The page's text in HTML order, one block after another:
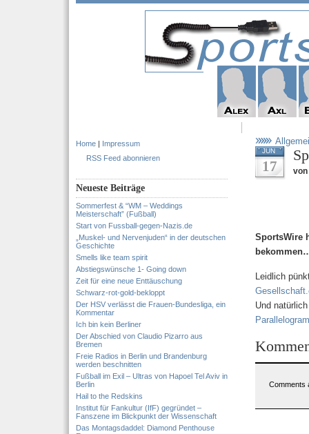
Home | Impressum
RSS Feed abonnieren
Neueste Beiträge
Sommerfest & “WM – Weddings
Meisterschaft” (Fußball)
Start von Fussball-gegen-Nazis.de
„Muskel- und Nervenjuden“ in der deutschen
Geschichte
Smells like team spirit
Abstiegswünsche 1- Going down
Zeit für eine neue Enttäuschung
Schwarz-rot-gold-bekloppt
Der HSV verlässt die Frauen-Bundesliga, ein
Kommentar
Ich bin kein Berliner
Der Abschied von Claudio Pizarro aus
Bremen
Freie Radios in Berlin und Brandenburg
werden beschnitten
Fußball im Exil – Ultras von Hapoel Tel Aviv in
Berlin
Hail to the Redskins
Institut für Fankultur (IfF) gegründet –
Fanszene im Blickpunkt der Wissenschaft
Das Montagsdaddel: Diamond Penthouse
JUN
17 von
SportsWire
Leidlich
Und
Comments